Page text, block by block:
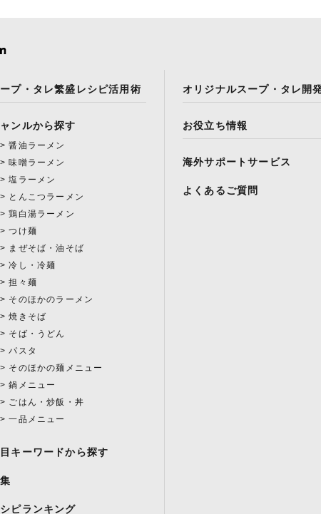
プ・タレ繁盛レシピ活用術
ンルから探す
醤油ラーメン
味噌ラーメン
塩ラーメン
とんこつラーメン
鶏白湯ラーメン
つけ麺
まぜそば・油そば
冷し・冷麺
担々麺
そのほかのラーメン
焼きそば
そば・うどん
パスタ
そのほかの麺メニュー
鍋メニュー
ごはん・炒飯・丼
一品メニュー
キーワードから探す
ピランキング
オリジナルスープ・タレ開
お役立ち情報
海外サポートサービス
よくあるご質問